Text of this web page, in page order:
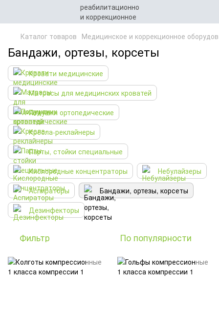
Каталог товаров Медицинское и коррекционное
Бандажи, ортезы, корсеты
Кровати медицинские
Матрасы для медицинских кроватей
Подушки ортопедические
Кресла-реклайнеры
Парты, стойки специальные
Кислородные концентраторы
Небулайзеры
Аспираторы
Бандажи, ортезы, корсеты
Дезинфекторы
Фильтр По популярности